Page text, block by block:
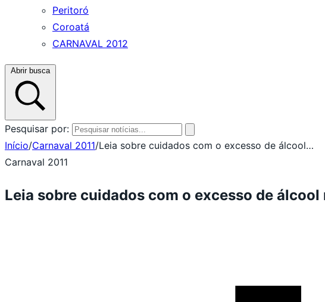
Peritoró
Coroatá
CARNAVAL 2012
Abrir busca
Pesquisar por:
Início/Carnaval 2011/Leia sobre cuidados com o excesso de álcool…
Carnaval 2011
Leia sobre cuidados com o excesso de álcool